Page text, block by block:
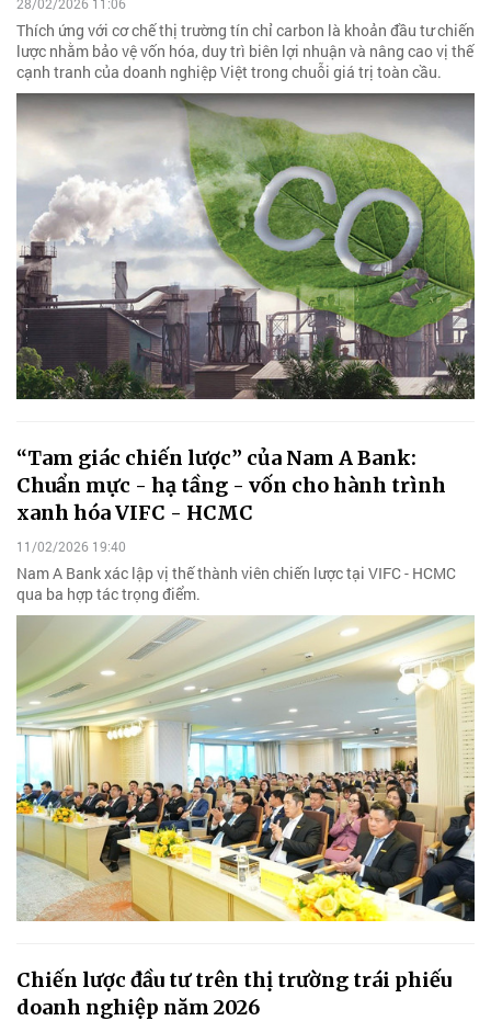
Thích ứng với cơ chế thị trường tín chỉ carbon là khoản đầu tư chiến
lược nhằm bảo vệ vốn hóa, duy trì biên lợi nhuận và nâng cao vị thế
cạnh tranh của doanh nghiệp Việt trong chuỗi giá trị toàn cầu.
“Tam giác chiến lược” của Nam A Bank:
Chuẩn mực - hạ tầng - vốn cho hành trình
xanh hóa VIFC - HCMC
11/02/2026 19:40
Nam A Bank xác lập vị thế thành viên chiến lược tại VIFC - HCMC
qua ba hợp tác trọng điểm.
Chiến lược đầu tư trên thị trường trái phiếu
doanh nghiệp năm 2026